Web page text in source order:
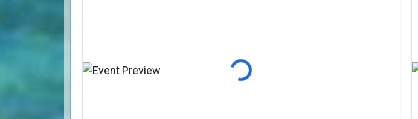
Φόρτωση...